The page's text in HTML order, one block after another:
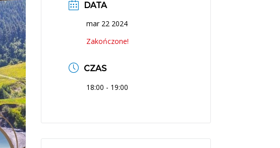
DATA
mar 22 2024
Zakończone!
CZAS
18:00 - 19:00